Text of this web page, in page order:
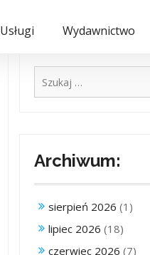
Usługi Wydawnictwo
Archiwum:
sierpień 2026 (1)
lipiec 2026 (18)
czerwiec 2026 (7)